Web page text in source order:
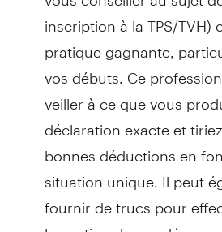
inscription à la TPS/
pratique gagnante,
vos débuts. Ce
veiller à ce que vous
déclaration exacte et
bonnes déductions en
situation unique. Il peut
fournir de trucs pour